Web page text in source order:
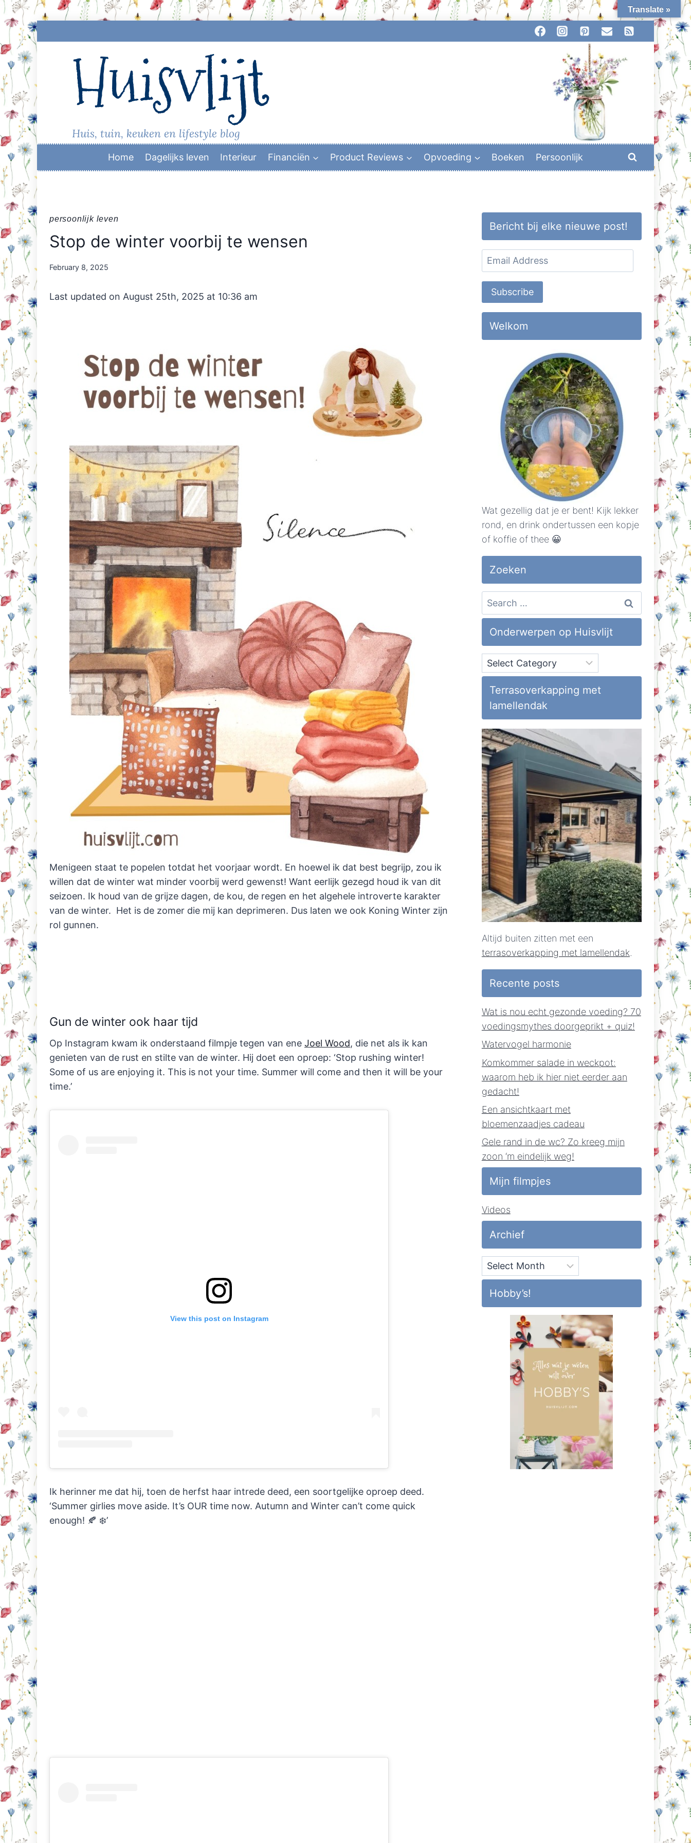
Skip
to
Huisvlijt
Huis, tuin, keuken en lifestyle blog
Home Dagelijks leven Interieur Financiën Product Reviews Opvoeding Boeken Persoonlijk
persoonlijk leven
Stop de winter voorbij te wensen
By
February 8, 2025
Last updated on August 25th, 2025 at 10:36 am
Menigeen staat te popelen totdat het voorjaar wordt. En hoewel ik dat best begrijp, zou ik
willen dat de winter wat minder voorbij werd gewenst! Want eerlijk gezegd houd ik van dit
seizoen. Ik houd van de grijze dagen, de kou, de regen en het algehele introverte karakter
van de winter. Het is de zomer die mij kan deprimeren. Dus laten we ook Koning Winter zijn
rol gunnen.
Gun de winter ook haar tijd
Op Instagram kwam ik onderstaand filmpje tegen van ene Joel Wood, die net als ik kan
genieten van de rust en stilte van de winter. Hij doet een oproep: ‘Stop rushing winter!
Some of us are enjoying it. This is not your time. Summer will come and then it will be your
time.’
View this post on Instagram
Ik herinner me dat hij, toen de herfst haar intrede deed, een soortgelijke oproep deed.
‘Summer girlies move aside. It’s OUR time now. Autumn and Winter can’t come quick
enough! 🍂 ❄️’
Bericht bij elke nieuwe post!
Email
Address
Subscribe
Welkom
Wat gezellig dat je er bent! Kijk lekker
rond, en drink ondertussen een kopje
of koffie of thee 😀
Zoeken
Search
for:
Onderwerpen op Huisvlijt
Onderwerpen
op
Huisvlijt
Terrasoverkapping met
lamellendak
Altijd buiten zitten met een
terrasoverkapping met lamellendak.
Recente posts
Wat is nou echt gezonde voeding? 70
voedingsmythes doorgeprikt + quiz!
Watervogel harmonie
Komkommer salade in weckpot:
waarom heb ik hier niet eerder aan
gedacht!
Een ansichtkaart met
bloemenzaadjes cadeau
Gele rand in de wc? Zo kreeg mijn
zoon ‘m eindelijk weg!
Mijn filmpjes
Videos
Archief
Archief
Hobby’s!
Translate »